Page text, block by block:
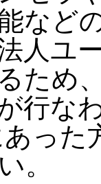
など
人ユ
ため
行な
あった
。